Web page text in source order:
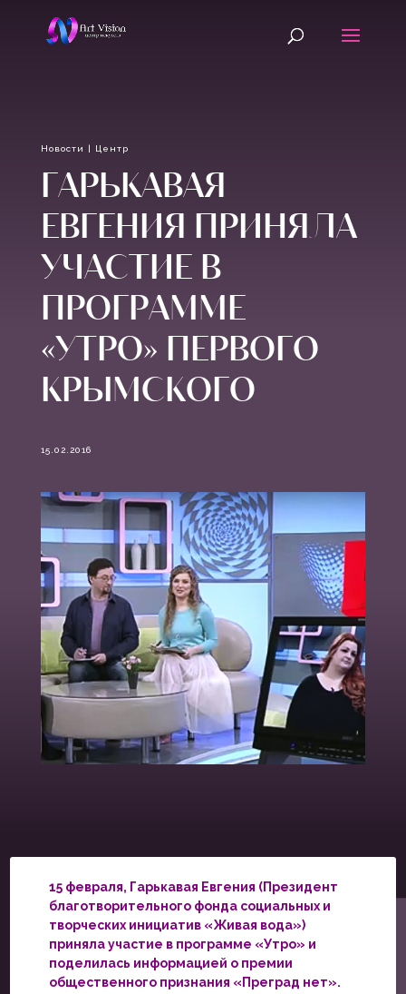
Новости | Центр
ГАРЬКАВАЯ
ЕВГЕНИЯ ПРИНЯЛА
УЧАСТИЕ В
ПРОГРАММЕ
«УТРО» ПЕРВОГО
КРЫМСКОГО
15.02.2016
15 февраля, Гарькавая Евгения (Президент
благотворительного фонда социальных и
творческих инициатив «Живая вода»)
приняла участие в программе «Утро» и
поделилась информацией о премии
общественного признания «Преград нет».